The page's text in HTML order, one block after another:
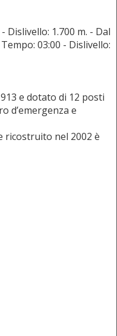
Dislivello: 1.700 m. - Dal
Tempo: 03:00 - Dislivello:
e dotato di 12 posti
d’emergenza e
ricostruito nel 2002 è